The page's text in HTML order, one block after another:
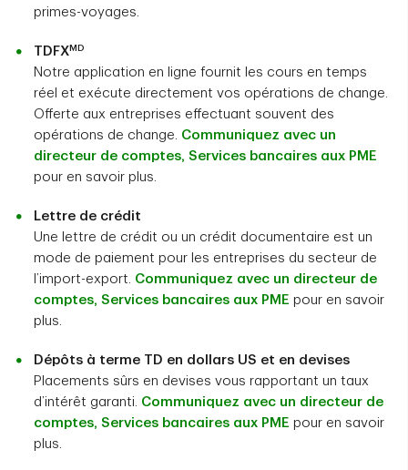
primes-voyages.
TDFX MD
Notre application en ligne fournit les cours en temps
réel et exécute directement vos opérations de change.
Offerte aux entreprises effectuant souvent des
opérations de change. Communiquez avec un
directeur de comptes, Services bancaires aux PME
pour en savoir plus.
Lettre de crédit
Une lettre de crédit ou un crédit documentaire est un
mode de paiement pour les entreprises du secteur de
l’import-export. Communiquez avec un directeur de
comptes, Services bancaires aux PME pour en savoir
plus.
Dépôts à terme TD en dollars US et en devises
Placements sûrs en devises vous rapportant un taux
d’intérêt garanti. Communiquez avec un directeur de
comptes, Services bancaires aux PME pour en savoir
plus.